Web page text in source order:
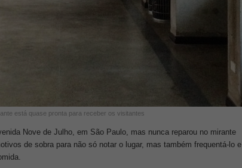
está quase pronta para receber os visitantes
Nove de Julho, em São Paulo, mas nunca reparou no mirante
de sobra para não só notar o lugar, mas também frequentá-lo e